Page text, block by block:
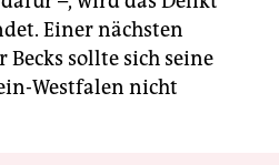
Einer nächsten
sollte sich seine
Westfalen nicht